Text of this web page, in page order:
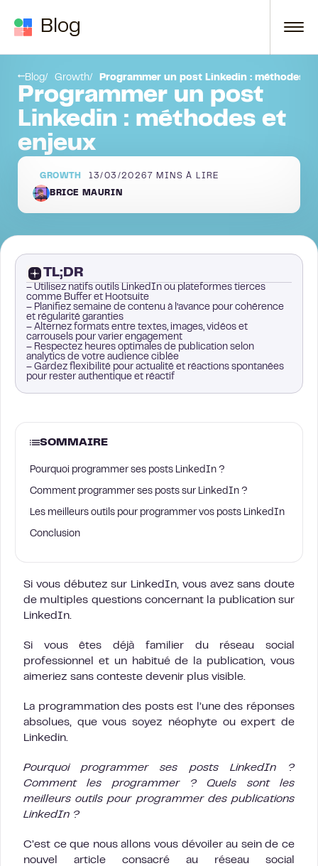
Blog
Blog Growth Programmer un post Linkedin : méthodes
Programmer un post
Linkedin : méthodes et
enjeux
GROWTH 13/03/2026 7 MINS À LIRE
BRICE MAURIN
TL;DR
– Utilisez natifs outils LinkedIn ou plateformes tierces
comme Buffer et Hootsuite
– Planifiez semaine de contenu à l’avance pour cohérence
et régularité garanties
– Alternez formats entre textes, images, vidéos et
carrousels pour varier engagement
– Respectez heures optimales de publication selon
analytics de votre audience ciblée
– Gardez flexibilité pour actualité et réactions spontanées
pour rester authentique et réactif
SOMMAIRE
Pourquoi programmer ses posts LinkedIn ?
Comment programmer ses posts sur LinkedIn ?
Les meilleurs outils pour programmer vos posts LinkedIn
Conclusion
Si vous débutez sur LinkedIn, vous avez sans doute
de multiples questions concernant la publication sur
LinkedIn.
Si vous êtes déjà familier du réseau social
professionnel et un habitué de la publication, vous
aimeriez sans conteste devenir plus visible.
La programmation des posts est l’une des réponses
absolues, que vous soyez néophyte ou expert de
Linkedin.
Pourquoi programmer ses posts LinkedIn ?
Comment les programmer ? Quels sont les
meilleurs outils pour programmer des publications
LinkedIn ?
C’est ce que nous allons vous dévoiler au sein de ce
nouvel article consacré au réseau social